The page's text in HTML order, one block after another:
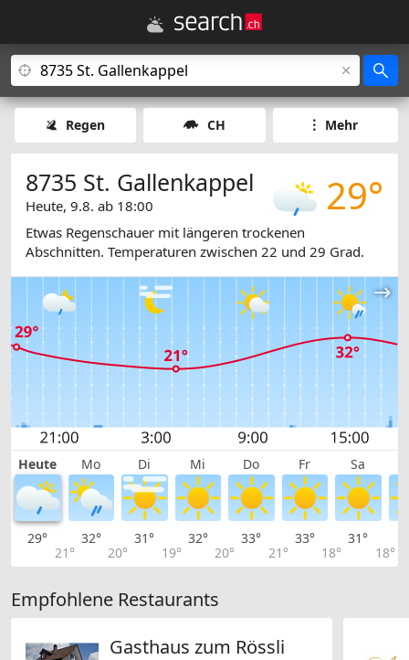
Regen CH Mehr
29°
8735 St. Gallenkappel
Heute, 9.8. ab 18:00
Etwas Regenschauer mit längeren trockenen
Abschnitten. Temperaturen zwischen 22 und 29 Grad.
Heute Mo Di Mi Do Fr Sa
29°
21°
32°
20°
31°
19°
32°
20°
33°
21°
33°
18°
31°
18°
Empfohlene Restaurants
Gasthaus zum Rössli